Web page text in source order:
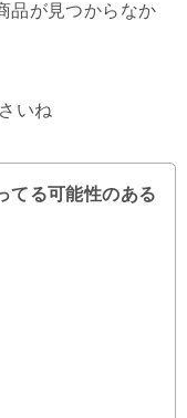
品が見つからなか
いね
てる可能性のある